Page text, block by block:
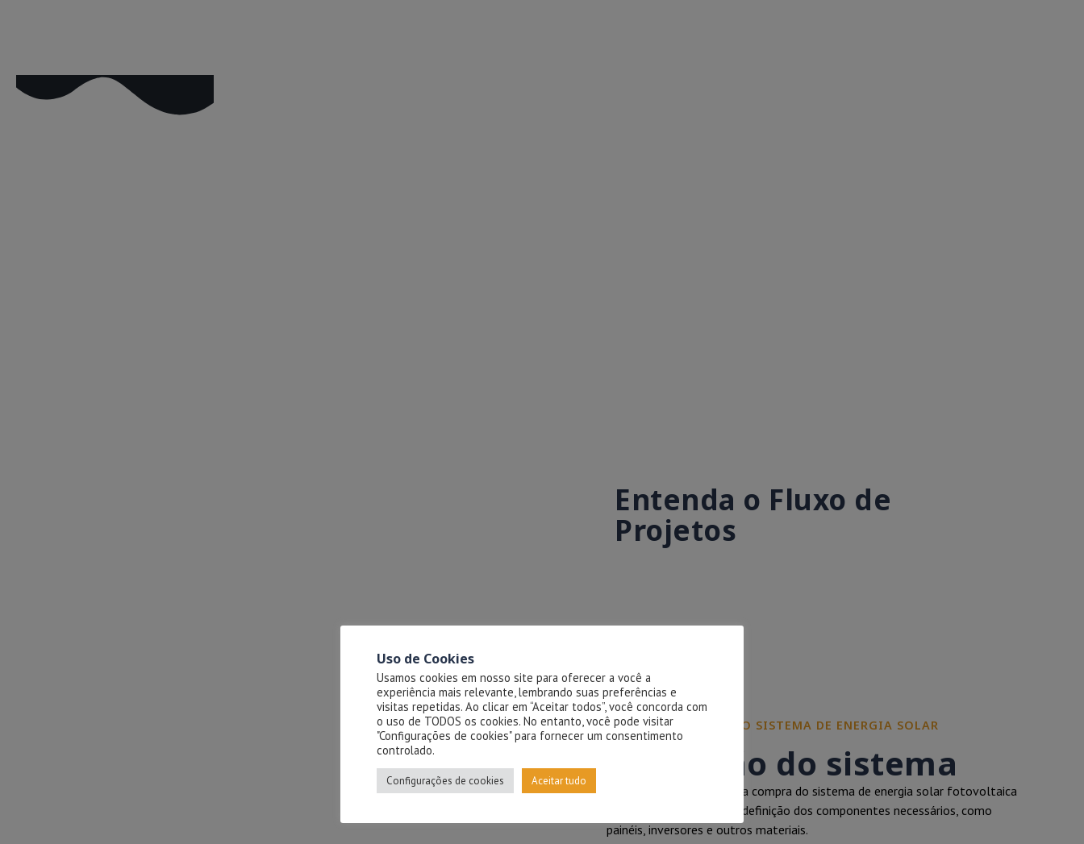
Entenda o Fluxo de
Projetos
O CLIENTE ADQUIRE O SISTEMA DE ENERGIA SOLAR
FOTOVOLTAICA.
Aquisição do sistema
O processo começa com a compra do sistema de energia solar fotovoltaica
pelo cliente. Isso inclui a definição dos componentes necessários, como
painéis, inversores e outros materiais.
Uso de Cookies
Usamos cookies em nosso site para oferecer a você a
experiência mais relevante, lembrando suas preferências e
visitas repetidas. Ao clicar em “Aceitar todos”, você concorda com
o uso de TODOS os cookies. No entanto, você pode visitar
"Configurações de cookies" para fornecer um consentimento
controlado.
Configurações de cookies Aceitar tudo